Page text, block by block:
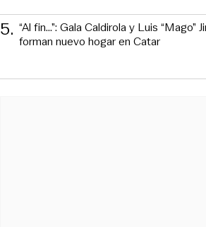
5. “Al fin…”: Gala Caldirola y Luis “Mago”
forman nuevo hogar en Catar